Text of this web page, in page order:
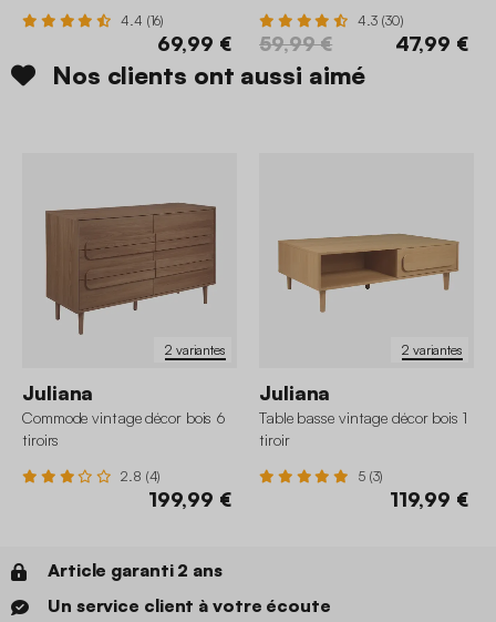
4.4 (16)
69,99 €
4.3 (30)
59,99 € 47,99 €
Nos clients ont aussi aimé
2 variantes
Juliana
Commode vintage décor bois 6
tiroirs
2.8 (4)
199,99 €
2 variantes
Juliana
Table basse vintage décor bois 1
tiroir
5 (3)
119,99 €
Article garanti 2 ans
Un service client à votre écoute